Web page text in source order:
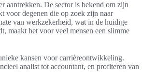
aantrekken. De sector is bekend om zijn
voor degenen die op zoek zijn naar
van werkzekerheid, wat in de huidige
maakt het voor veel mensen een slimme
kansen voor carrièreontwikkeling.
analist tot accountant, en profiteren van